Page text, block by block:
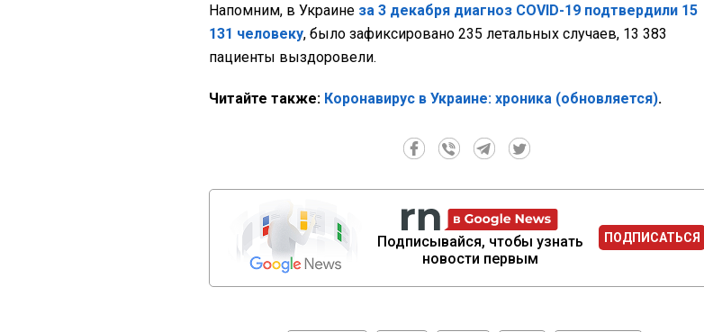
Напомним, в Украине за 3 декабря диагноз COVID-19 подтвердили 15
131 человеку, было зафиксировано 235 летальных случаев, 13 383
пациенты выздоровели.
Читайте также: Коронавирус в Украине: хроника (обновляется).
Подписывайся, чтобы узнать
новости первым
ПОДПИСАТЬСЯ